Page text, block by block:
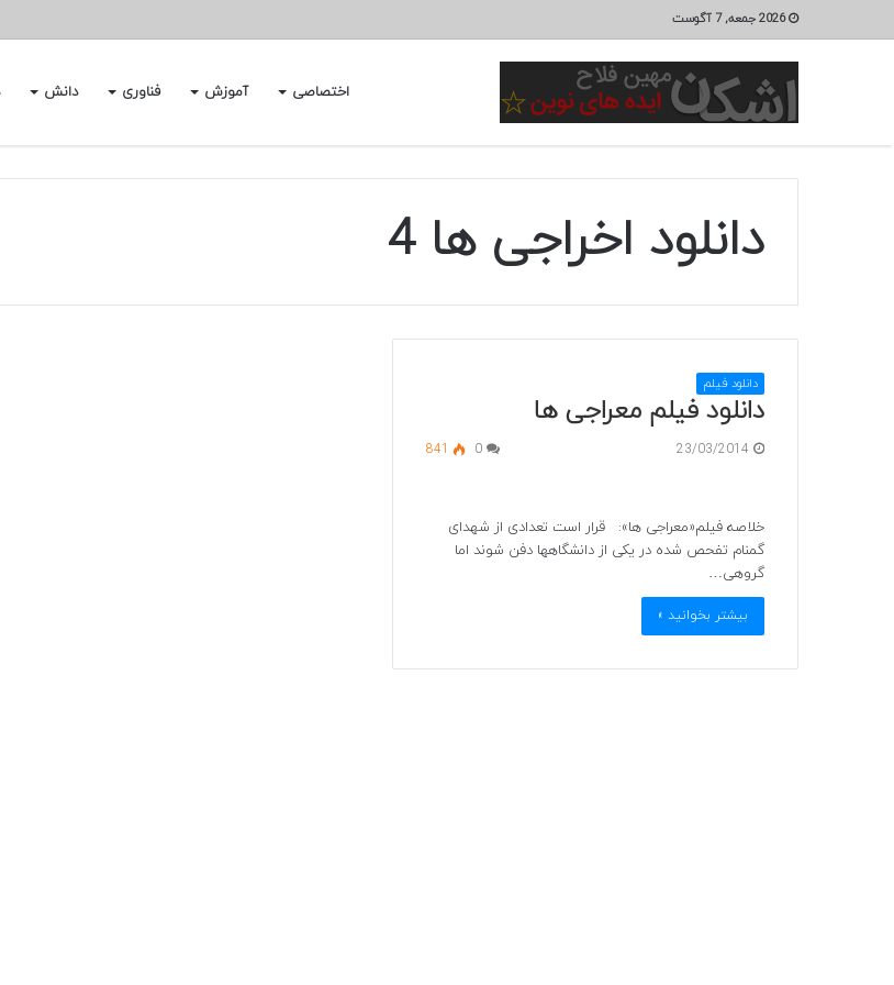
2026 جمعه, 7 آگوست
اختصاصی آموزش فناوری دانش
دانلود اخراجی ها 4
دانلود فیلم
دانلود فیلم معراجی ها
23/03/2014
0
841
خلاصه فیلم«معراجی ها»: قرار است تعدادی از شهدای
گمنام تفحص شده در یکی از دانشگاهها دفن شوند اما
گروهی…
بیشتر بخوانید »